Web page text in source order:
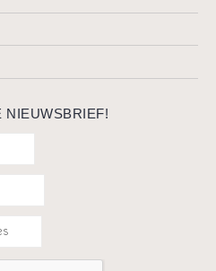
NIEUWSBRIEF!